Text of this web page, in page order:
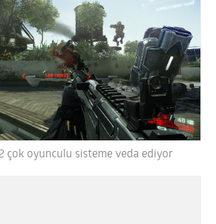
çok oyunculu sisteme veda ediyor